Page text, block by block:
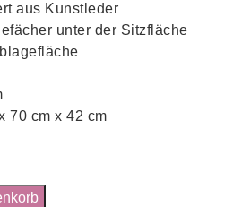
aus Kunstleder
unter der Sitzfläche
70 cm x 42 cm